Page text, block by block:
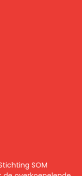
SOM